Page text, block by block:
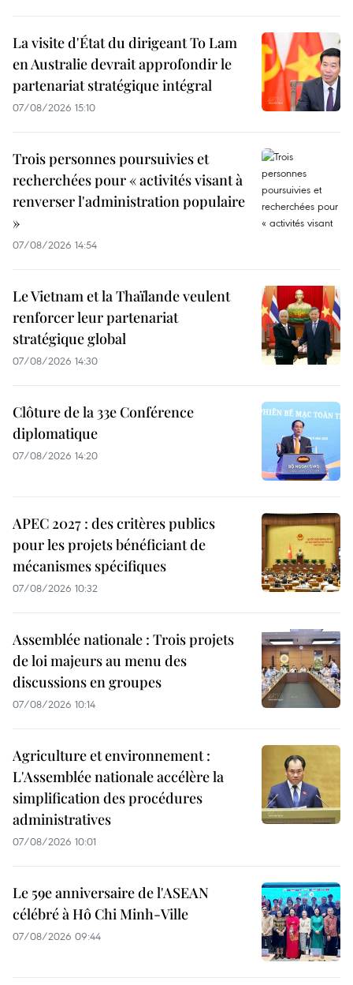
La visite d'État du dirigeant To Lam
en Australie devrait approfondir le
partenariat stratégique intégral
07/08/2026 15:10
Trois personnes poursuivies et
recherchées pour « activités visant à
renverser l'administration populaire
»
07/08/2026 14:54
Le Vietnam et la Thaïlande veulent
renforcer leur partenariat
stratégique global
07/08/2026 14:30
Clôture de la 33e Conférence
diplomatique
07/08/2026 14:20
APEC 2027 : des critères publics
pour les projets bénéficiant de
mécanismes spécifiques
07/08/2026 10:32
Assemblée nationale : Trois projets
de loi majeurs au menu des
discussions en groupes
07/08/2026 10:14
Agriculture et environnement :
L'Assemblée nationale accélère la
simplification des procédures
administratives
07/08/2026 10:01
Le 59e anniversaire de l'ASEAN
célébré à Hô Chi Minh-Ville
07/08/2026 09:44